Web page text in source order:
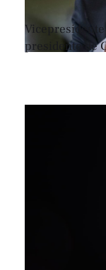
presidente de